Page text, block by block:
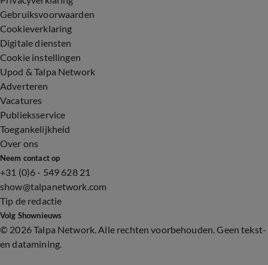
Gebruiksvoorwaarden
Cookieverklaring
Digitale diensten
Cookie instellingen
Upod & Talpa Network
Adverteren
Vacatures
Publieksservice
Toegankelijkheid
Over ons
Neem contact op
+31 (0)6 - 549 628 21
show@talpanetwork.com
Tip de redactie
Volg Shownieuws
© 2026 Talpa Network. Alle rechten voorbehouden. Geen tekst-
en datamining.